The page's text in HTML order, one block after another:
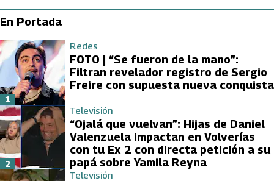
En Portada
Redes
FOTO | “Se fueron de la mano”:
Filtran revelador registro de Sergio
Freire con supuesta nueva conquista
1
Televisión
“Ojalá que vuelvan”: Hijas de Daniel
Valenzuela impactan en Volverías
con tu Ex 2 con directa petición a su
papá sobre Yamila Reyna
2
Televisión